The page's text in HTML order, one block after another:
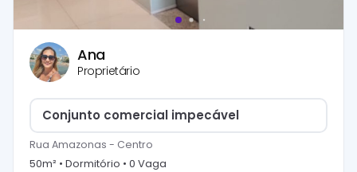
Ana
Proprietário
Conjunto comercial impecável
Rua Amazonas - Centro
50m² • Dormitório • 0 Vaga